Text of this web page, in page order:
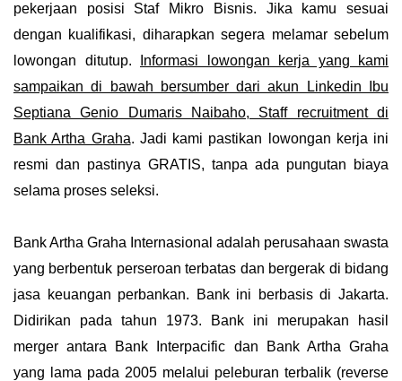
pekerjaan posisi Staf Mikro Bisnis. Jika kamu sesuai
dengan kualifikasi, diharapkan segera melamar sebelum
lowongan ditutup.
Informasi lowongan kerja yang kami
sampaikan di bawah bersumber dari akun Linkedin Ibu
Septiana Genio Dumaris Naibaho, Staff recruitment di
Bank Artha Graha. Jadi kami pastikan lowongan kerja ini
resmi dan pastinya GRATIS, tanpa ada pungutan biaya
selama proses seleksi.
Bank Artha Graha Internasional adalah perusahaan swasta
yang berbentuk perseroan terbatas dan bergerak di bidang
jasa keuangan perbankan. Bank ini berbasis di Jakarta.
Didirikan pada tahun 1973. Bank ini merupakan hasil
merger antara Bank Interpacific dan Bank Artha Graha
yang lama pada 2005 melalui peleburan terbalik (reverse